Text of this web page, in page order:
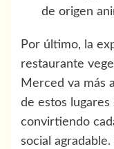
de origen
Por último, la
restaurante
Merced va más
de estos lugares
convirtiendo
social